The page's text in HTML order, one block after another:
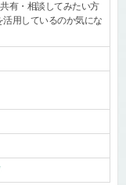
有・相談してみたい方
活用しているのか気にな